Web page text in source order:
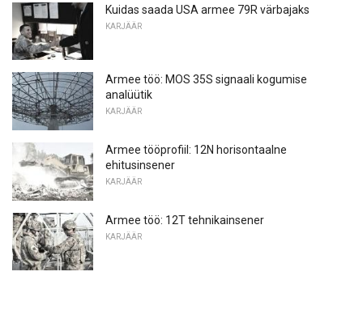
Kuidas saada USA armee 79R värbajaks
KARJÄÄR
Armee töö: MOS 35S signaali kogumise
analüütik
KARJÄÄR
Armee tööprofiil: 12N horisontaalne
ehitusinsener
KARJÄÄR
Armee töö: 12T tehnikainsener
KARJÄÄR